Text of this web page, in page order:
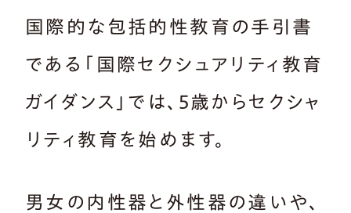
国際的な包括的性教育の手引書
である「国際セクシュアリティ教育
ガイダンス」では、5歳からセクシャ
リティ教育を始めます。
男女の内性器と外性器の違いや、